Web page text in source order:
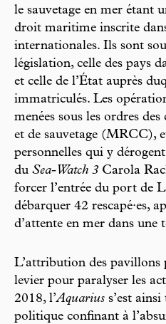
le sauvetage en mer étant
droit maritime inscrite
internationales. Ils sont
législation, celle des pays
et celle de l’État auprès
immatriculés. Les
menées sous les ordres
et de sauvetage (MRCC),
personnelles qui y
du Sea-Watch 3 Carola
forcer l’entrée du port de
débarquer 42 rescapé·es,
d’attente en mer dans une
L’attribution des pavillons
levier pour paralyser les
2018, l’Aquarius s’est
politique confinant à